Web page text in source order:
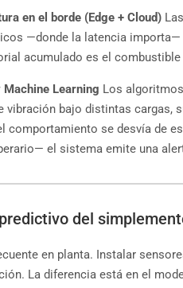
en el borde (Edge + Cloud)
—donde la latencia
acumulado es el
Learning Los
vibración bajo distintas cargas,
comportamiento se desvía de
el sistema emite una
del
en planta. Instalar
La diferencia está en el